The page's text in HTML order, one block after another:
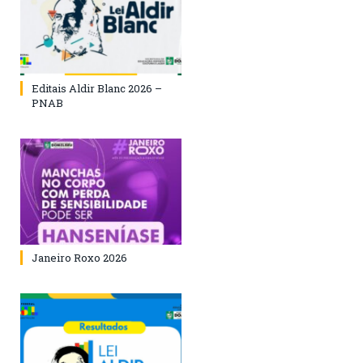
Editais Aldir Blanc 2026 –
PNAB
Janeiro Roxo 2026